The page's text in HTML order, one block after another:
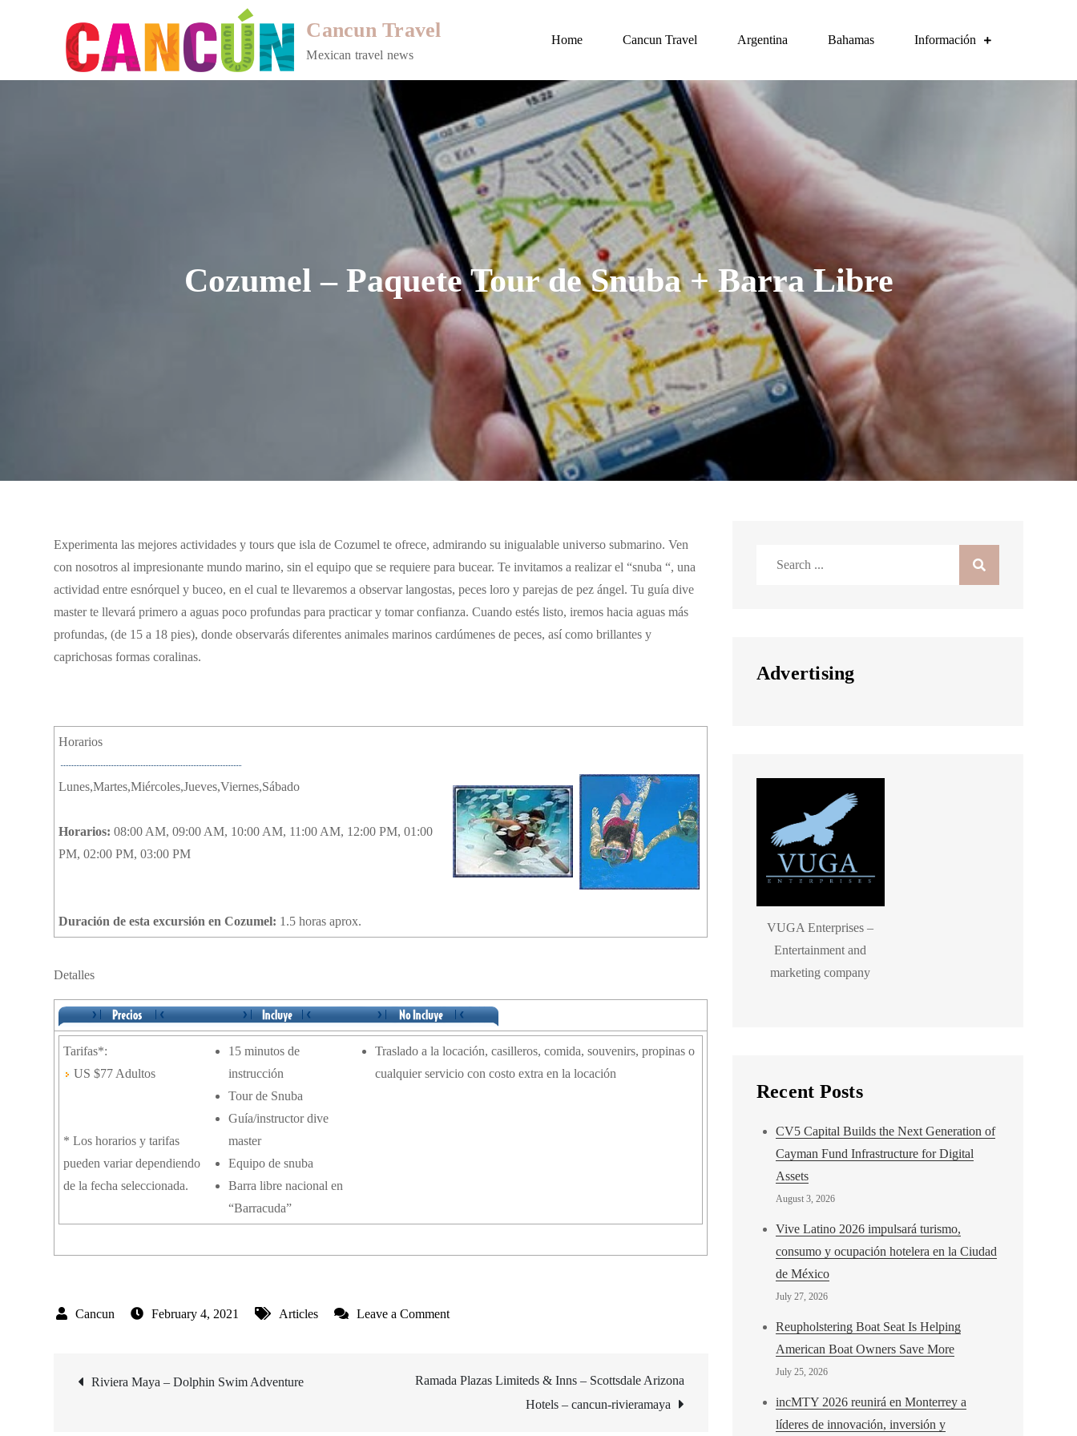
Cancun Travel
Mexican travel news
Home Cancun Travel Argentina Bahamas Información
Cozumel – Paquete Tour de Snuba + Barra Libre
Experimenta las mejores actividades y tours que isla de Cozumel te ofrece, admirando su inigualable universo submarino. Ven
con nosotros al impresionante mundo marino, sin el equipo que se requiere para bucear. Te invitamos a realizar el “snuba “, una
actividad entre esnórquel y buceo, en el cual te llevaremos a observar langostas, peces loro y parejas de pez ángel. Tu guía dive
master te llevará primero a aguas poco profundas para practicar y tomar confianza. Cuando estés listo, iremos hacia aguas más
profundas, (de 15 a 18 pies), donde observarás diferentes animales marinos cardúmenes de peces, así como brillantes y
caprichosas formas coralinas.
Horarios
Lunes,Martes,Miércoles,Jueves,Viernes,Sábado
Horarios: 08:00 AM, 09:00 AM, 10:00 AM, 11:00 AM, 12:00 PM, 01:00
PM, 02:00 PM, 03:00 PM
Duración de esta excursión en Cozumel: 1.5 horas aprox.
Detalles
Tarifas*:
US $77 Adultos
* Los horarios y tarifas
pueden variar dependiendo
de la fecha seleccionada.
15 minutos de
instrucción
Tour de Snuba
Guía/instructor dive
master
Equipo de snuba
Barra libre nacional en
“Barracuda”
Traslado a la locación, casilleros, comida, souvenirs, propinas o
cualquier servicio con costo extra en la locación
February 4, 2021 Articles Leave a Commenton
Paquete
Post
Riviera Maya – Dolphin Swim Adventure
Ramada Plazas Limiteds & Inns – Scottsdale Arizona
Hotels – cancun-rivieramaya
Advertising
VUGA Enterprises –
Entertainment and
marketing company
Recent Posts
CV5 Capital Builds the Next Generation of
Cayman Fund Infrastructure for Digital
Assets
August 3, 2026
Vive Latino 2026 impulsará turismo,
consumo y ocupación hotelera en la Ciudad
de México
July 27, 2026
Reupholstering Boat Seat Is Helping
American Boat Owners Save More
July 25, 2026
incMTY 2026 reunirá en Monterrey a
líderes de innovación, inversión y